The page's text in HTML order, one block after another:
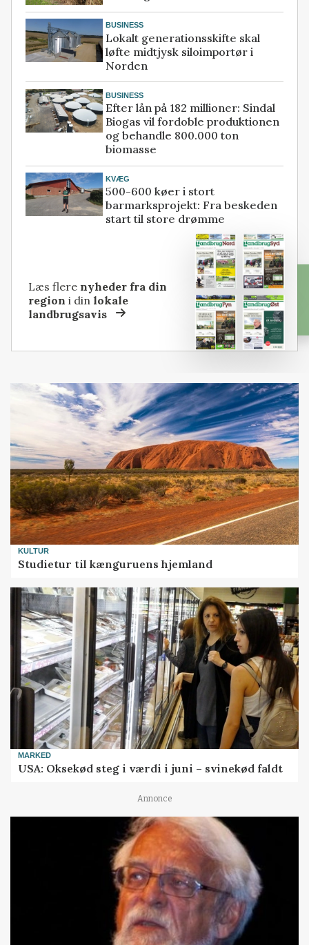
BUSINESS
Lokalt generationsskifte skal
løfte midtjysk siloimportør i
Norden
BUSINESS
Efter lån på 182 millioner: Sindal
Biogas vil fordoble produktionen
og behandle 800.000 ton
biomasse
KVÆG
500-600 køer i stort
barmarksprojekt: Fra beskeden
start til store drømme
Læs flere nyheder fra din
region i dinlokale
landbrugsavis
KULTUR
Studietur til kænguruens hjemland
MARKED
USA: Oksekød steg i værdi i juni – svinekød faldt
Annonce